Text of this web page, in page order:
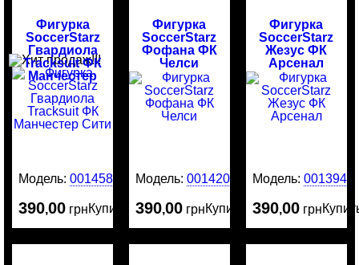
Фигурка
SoccerStarz
Гвардиола
Tracksuit ФК
Манчестер
Сити
Модель:0014585
390,00 грнКупить
Фигурка
SoccerStarz
Фофана ФК
Челси
Модель:0014204
390,00 грнКупить
Фигурка
SoccerStarz
Жезус ФК
Арсенал
Модель: 0013949
390,00 грн